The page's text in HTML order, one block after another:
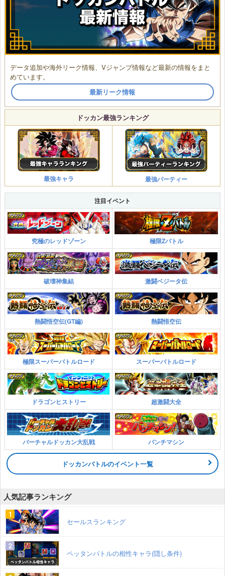
データ追加や海外リーク情報、Vジャンプ情報など最新の情報をまと
めています。
最新リーク情報
ドッカン最強ランキング
最強キャラ 最強パーティー
注目イベント
究極のレッドゾーン 極限Zバトル
破壊神集結 激闘ベジータ伝
熱闘悟空伝(GT編) 熱闘悟空伝
極限スーパーバトルロード スーパーバトルロード
ドラゴンヒストリー 超激闘大全
バーチャルドッカン大乱戦 パンチマシン
ドッカンバトルのイベント一覧
人気記事ランキング
セールスランキング
ペッタンバトルの相性キャラ(隠し条件)